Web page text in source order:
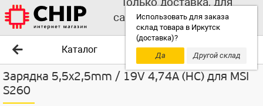
Использовать для заказа
склад товара в Иркутск
(доставка)?
Да
Другой склад
самовывоза выбирайте
другой склад!
Каталог
Зарядка 5,5x2,5mm / 19V 4,74A (HC) для MSI
S260